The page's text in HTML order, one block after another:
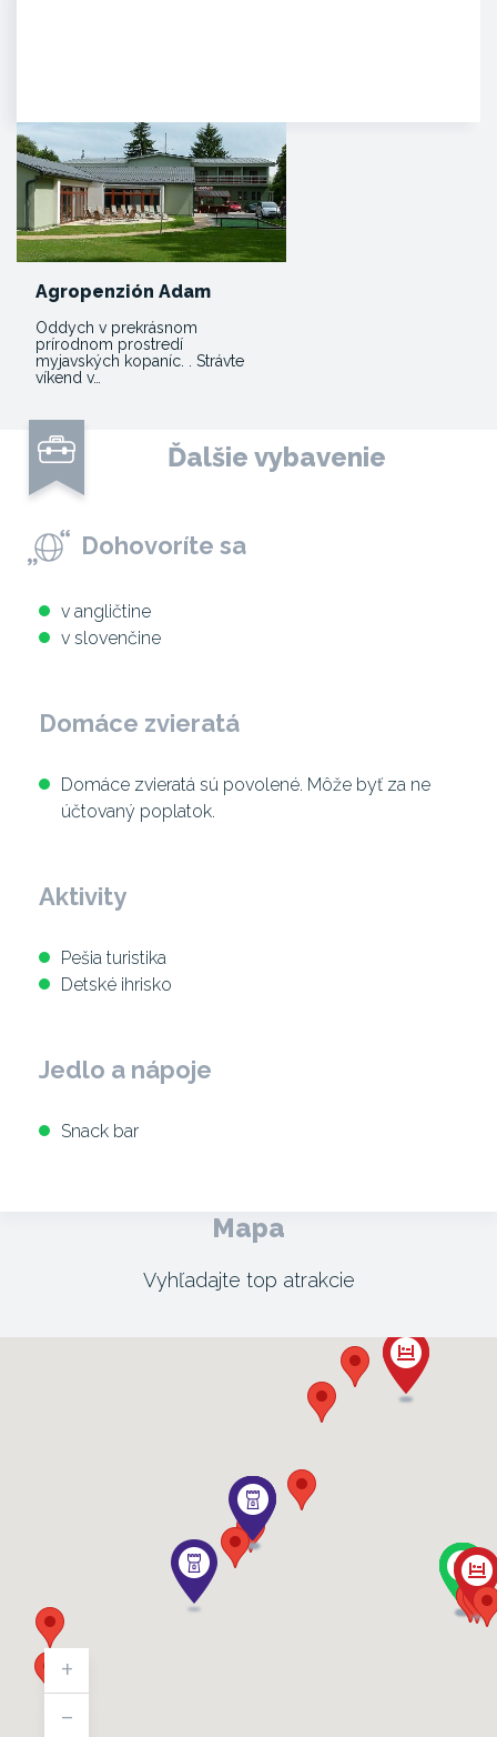
Agropenzión Adam
Oddych v prekrásnom
prírodnom prostredí
myjavských kopaníc. . Strávte
víkend v…
Ďalšie vybavenie
Dohovoríte sa
v angličtine
v slovenčine
Domáce zvieratá
Domáce zvieratá sú povolené. Môže byť za ne
účtovaný poplatok.
Aktivity
Pešia turistika
Detské ihrisko
Jedlo a nápoje
Snack bar
Mapa
Vyhľadajte top atrakcie
+
-